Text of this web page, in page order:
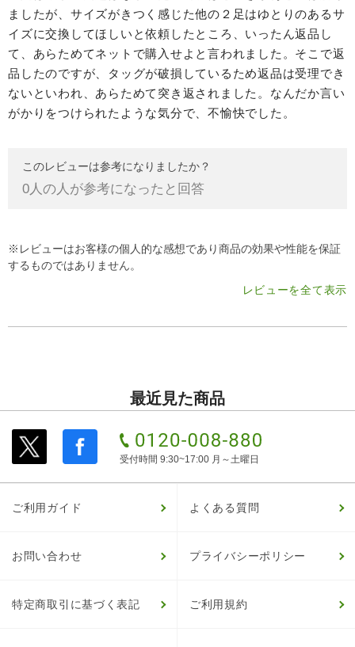
ましたが、サイズがきつく感じた他の２足はゆとりのあるサ
イズに交換してほしいと依頼したところ、いったん返品し
て、あらためてネットで購入せよと言われました。そこで返
品したのですが、タッグが破損しているため返品は受理でき
ないといわれ、あらためて突き返されました。なんだか言い
がかりをつけられたような気分で、不愉快でした。
このレビューは参考になりましたか？
0人の人が参考になったと回答
※レビューはお客様の個人的な感想であり商品の効果や性能を保証
するものではありません。
レビューを全て表示
最近見た商品
受付時間 9:30~17:00 月～土曜日
ご利用ガイド よくある質問
お問い合わせ プライバシーポリシー
特定商取引に基づく表記 ご利用規約